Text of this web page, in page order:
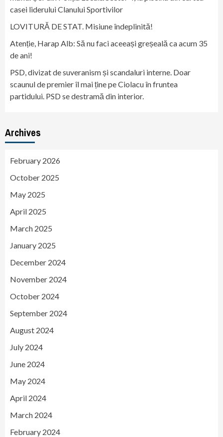
casei liderului Clanului Sportivilor
LOVITURĂ DE STAT. Misiune îndeplinită!
Atenție, Harap Alb: Să nu faci aceeași greșeală ca acum 35
de ani!
PSD, divizat de suveranism și scandaluri interne. Doar
scaunul de premier îl mai ține pe Ciolacu în fruntea
partidului. PSD se destramă din interior.
Archives
February 2026
October 2025
May 2025
April 2025
March 2025
January 2025
December 2024
November 2024
October 2024
September 2024
August 2024
July 2024
June 2024
May 2024
April 2024
March 2024
February 2024